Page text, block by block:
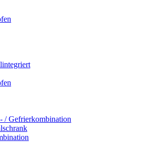
/ Gefrierkombination